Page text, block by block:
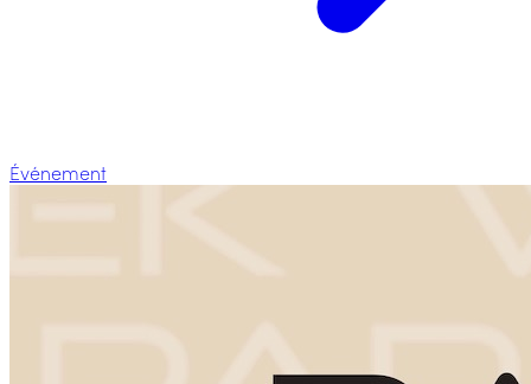
Événement